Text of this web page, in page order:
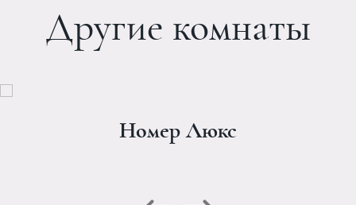
Другие комнаты
Номер Люкс